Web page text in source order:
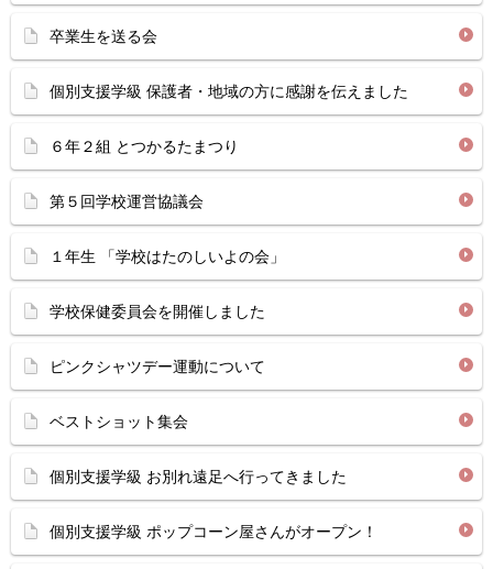
卒業生を送る会
個別支援学級 保護者・地域の方に感謝を伝えました
６年２組 とつかるたまつり
第５回学校運営協議会
１年生 「学校はたのしいよの会」
学校保健委員会を開催しました
ピンクシャツデー運動について
ベストショット集会
個別支援学級 お別れ遠足へ行ってきました
個別支援学級 ポップコーン屋さんがオープン！